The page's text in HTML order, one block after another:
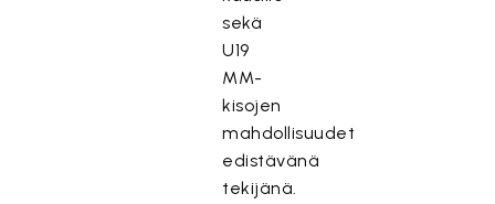
sekä
U19
MM-
kisojen
mahdollisuudet
edistävänä
tekijänä.